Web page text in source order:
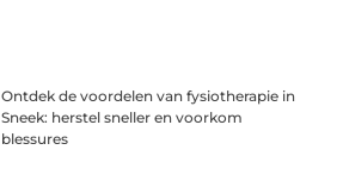
Ontdek de voordelen van fysiotherapie in
Sneek: herstel sneller en voorkom
blessures